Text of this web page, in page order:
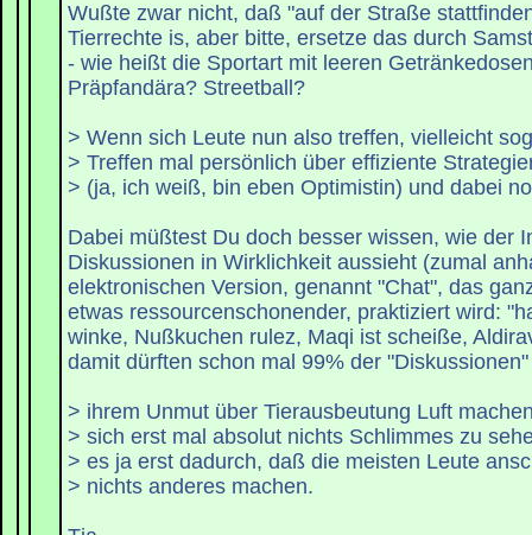
Wußte zwar nicht, daß "auf der Straße
Tierrechte is, aber bitte, ersetze das durch
- wie heißt die Sportart mit leeren
Präpfandära? Streetball?
> Wenn sich Leute nun also treffen, vielleicht
> Treffen mal persönlich über effiziente
> (ja, ich weiß, bin eben Optimistin) und dabei
Dabei müßtest Du doch besser wissen, wie der
Diskussionen in Wirklichkeit aussieht (zumal
elektronischen Version, genannt "Chat", das
etwas ressourcenschonender, praktiziert wird:
winke, Nußkuchen rulez, Maqi ist scheiße,
damit dürften schon mal 99% der
> ihrem Unmut über Tierausbeutung Luft
> sich erst mal absolut nichts Schlimmes zu
> es ja erst dadurch, daß die meisten Leute
> nichts anderes machen.